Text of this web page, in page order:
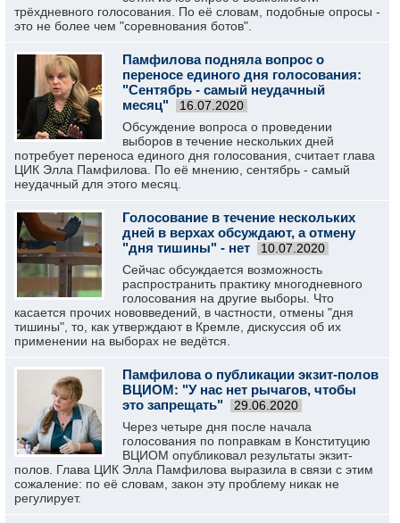
трёхдневного голосования. По её словам, подобные опросы -
это не более чем "соревнования ботов".
Памфилова подняла вопрос о
переносе единого дня голосования:
"Сентябрь - самый неудачный
месяц"
16.07.2020
Обсуждение вопроса о проведении
выборов в течение нескольких дней
потребует переноса единого дня голосования, считает глава
ЦИК Элла Памфилова. По её мнению, сентябрь - самый
неудачный для этого месяц.
Голосование в течение нескольких
дней в верхах обсуждают, а отмену
"дня тишины" - нет
10.07.2020
Сейчас обсуждается возможность
распространить практику многодневного
голосования на другие выборы. Что
касается прочих нововведений, в частности, отмены "дня
тишины", то, как утверждают в Кремле, дискуссия об их
применении на выборах не ведётся.
Памфилова о публикации экзит-полов
ВЦИОМ: "У нас нет рычагов, чтобы
это запрещать"
29.06.2020
Через четыре дня после начала
голосования по поправкам в Конституцию
ВЦИОМ опубликовал результаты экзит-
полов. Глава ЦИК Элла Памфилова выразила в связи с этим
сожаление: по её словам, закон эту проблему никак не
регулирует.